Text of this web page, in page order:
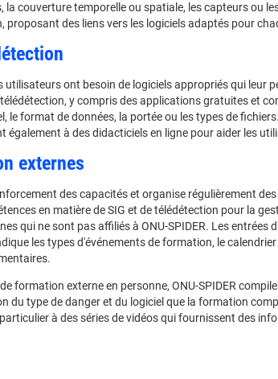
couverture temporelle ou spatiale, les capteurs ou
proposant des liens vers les logiciels adaptés pour
ont besoin de logiciels appropriés qui leur
y compris des applications gratuites et
le format de données, la portée ou les types de
également à des didacticiels en ligne pour aider les
externes
des capacités et organise régulièrement
en matière de SIG et de télédétection pour la
qui ne sont pas affiliés à ONU-SPIDER. Les
les types d'événements de formation, le
formation externe en personne, ONU-SPIDER
du type de danger et du logiciel que la formation
à des séries de vidéos qui fournissent des